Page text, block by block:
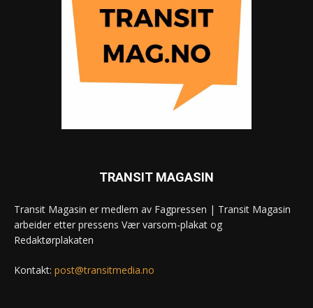
TRANSIT MAGASIN
Transit Magasin er medlem av Fagpressen | Transit Magasin
arbeider etter pressens Vær varsom-plakat og
Redaktørplakaten
Kontakt: post@transitmedia.no